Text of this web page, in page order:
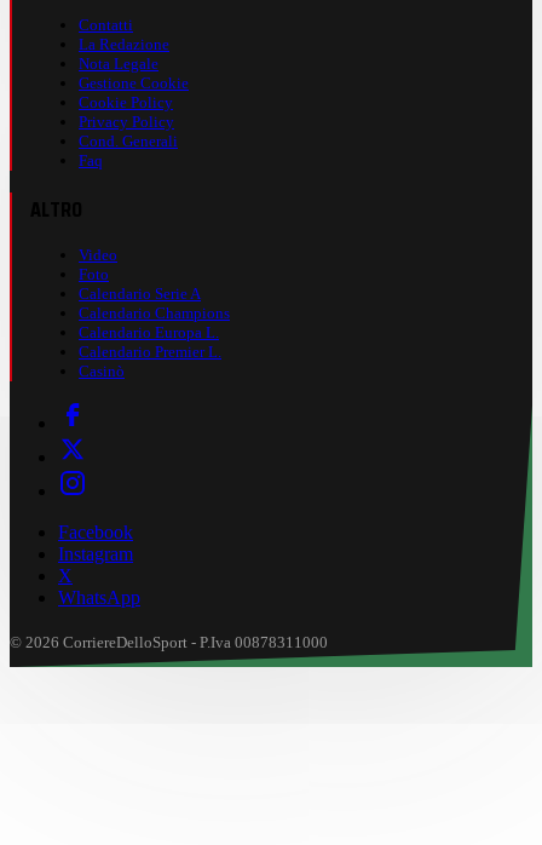
Contatti
La Redazione
Nota Legale
Gestione Cookie
Cookie Policy
Privacy Policy
Cond. Generali
Faq
Video
Foto
Calendario Serie A
Calendario Champions
Calendario Europa L.
Calendario Premier L.
Casinò
Facebook
Instagram
X
WhatsApp
© 2026 CorriereDelloSport - P.Iva 00878311000